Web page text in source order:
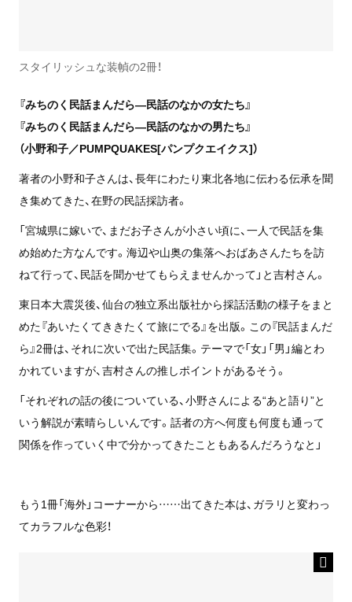
スタイリッシュな装幀の2冊！
『みちのく民話まんだら―民話のなかの女たち』
『みちのく民話まんだら―民話のなかの男たち』
（小野和子／PUMPQUAKES[パンプクエイクス]）
著者の小野和子さんは、長年にわたり東北各地に伝わる伝承を聞
き集めてきた、在野の民話採訪者。
「宮城県に嫁いで、まだお子さんが小さい頃に、一人で民話を集
め始めた方なんです。海辺や山奥の集落へおばあさんたちを訪
ねて行って、民話を聞かせてもらえませんかって」と吉村さん。
東日本大震災後、仙台の独立系出版社から採話活動の様子をまと
めた『あいたくてききたくて旅にでる』を出版。この『民話まんだ
ら』2冊は、それに次いで出た民話集。テーマで「女」「男」編とわ
かれていますが、吉村さんの推しポイントがあるそう。
「それぞれの話の後についている、小野さんによる“あと語り”と
いう解説が素晴らしいんです。話者の方へ何度も何度も通って
関係を作っていく中で分かってきたこともあるんだろうなと」
もう1冊「海外」コーナーから……出てきた本は、ガラリと変わっ
てカラフルな色彩！